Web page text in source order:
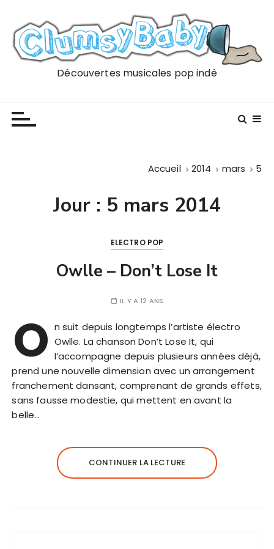
Découvertes musicales pop indé
Accueil 2014 mars 5
Jour : 5 mars 2014
ELECTRO POP
Owlle – Don’t Lose It
IL Y A 12 ANS
O n suit depuis longtemps l’artiste électro
Owlle. La chanson Don’t Lose It, qui
l’accompagne depuis plusieurs années déjà,
prend une nouvelle dimension avec un arrangement
franchement dansant, comprenant de grands effets,
sans fausse modestie, qui mettent en avant la
belle…
CONTINUER LA LECTURE